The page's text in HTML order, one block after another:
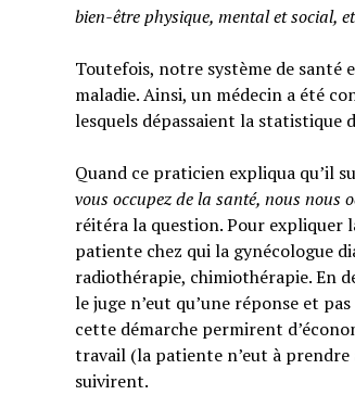
bien-être physique, mental et social,
Toutefois, notre système de santé
maladie. Ainsi, un médecin a été
lesquels dépassaient la statistique
Quand ce praticien expliqua qu’il
vous occupez de la santé, nous nous
réitéra la question. Pour expliquer
patiente chez qui la gynécologue
radiothérapie, chimiothérapie. En
le juge n’eut qu’une réponse et
cette démarche permirent
travail (la patiente n’eut à prendre
suivirent.